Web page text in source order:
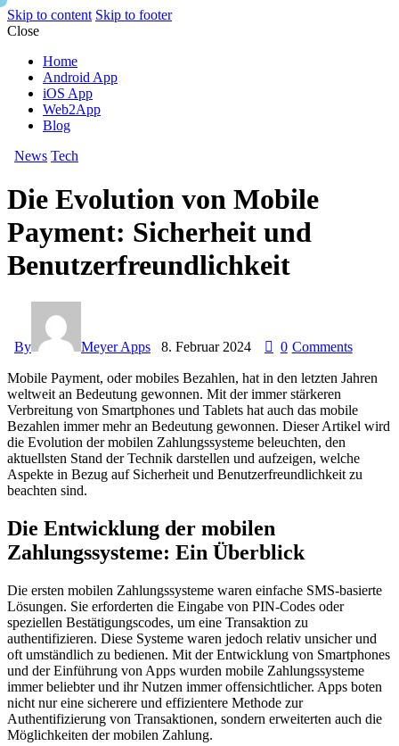
Skip to content Skip to footer
Close
Home
Android App
iOS App
Web2App
Blog
News Tech
Die Evolution von Mobile
Payment: Sicherheit und
Benutzerfreundlichkeit
By Meyer Apps 8. Februar 2024 0 Comments
Mobile Payment, oder mobiles Bezahlen, hat in den letzten Jahren
weltweit an Bedeutung gewonnen. Mit der immer stärkeren
Verbreitung von Smartphones und Tablets hat auch das mobile
Bezahlen immer mehr an Bedeutung gewonnen. Dieser Artikel wird
die Evolution der mobilen Zahlungssysteme beleuchten, den
aktuellsten Stand der Technik darstellen und aufzeigen, welche
Aspekte in Bezug auf Sicherheit und Benutzerfreundlichkeit zu
beachten sind.
Die Entwicklung der mobilen
Zahlungssysteme: Ein Überblick
Die ersten mobilen Zahlungssysteme waren einfache SMS-basierte
Lösungen. Sie erforderten die Eingabe von PIN-Codes oder
speziellen Bestätigungscodes, um eine Transaktion zu
authentifizieren. Diese Systeme waren jedoch relativ unsicher und
oft umständlich zu bedienen. Mit der Entwicklung von Smartphones
und der Einführung von Apps wurden mobile Zahlungssysteme
immer beliebter und ihr Nutzen immer offensichtlicher. Apps boten
nicht nur eine sicherere und effizientere Methode zur
Authentifizierung von Transaktionen, sondern erweiterten auch die
Möglichkeiten der mobilen Zahlung.